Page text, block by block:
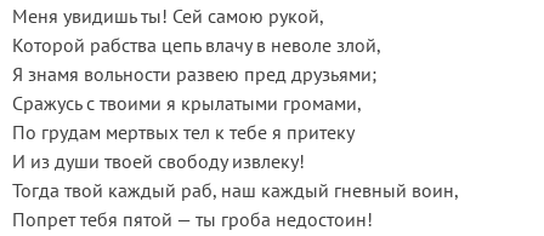
Меня увидишь ты! Сей самою рукой,
Которой рабства цепь влачу в неволе злой,
Я знамя вольности развею пред друзьями;
Сражусь с твоими я крылатыми громами,
По грудам мертвых тел к тебе я притеку
И из души твоей свободу извлеку!
Тогда твой каждый раб, наш каждый гневный воин,
Попрет тебя пятой — ты гроба недостоин!